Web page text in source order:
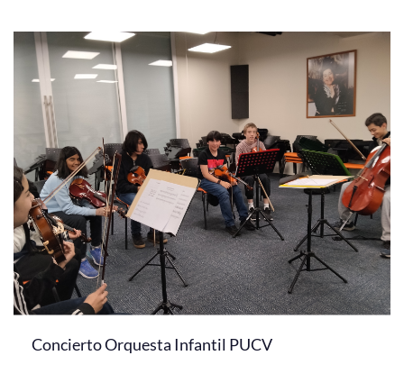
Concierto Orquesta Infantil PUCV